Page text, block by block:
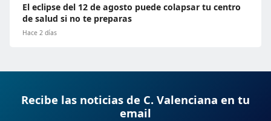
El eclipse del 12 de agosto puede colapsar tu centro
de salud si no te preparas
Hace 2 días
Recibe las noticias de C. Valenciana en tu
email